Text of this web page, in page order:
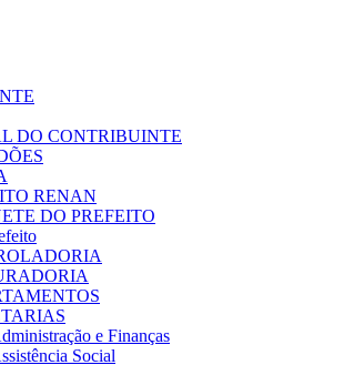
DO CONTRIBUINTE
RENAN
DO PREFEITO
e Finanças
Social